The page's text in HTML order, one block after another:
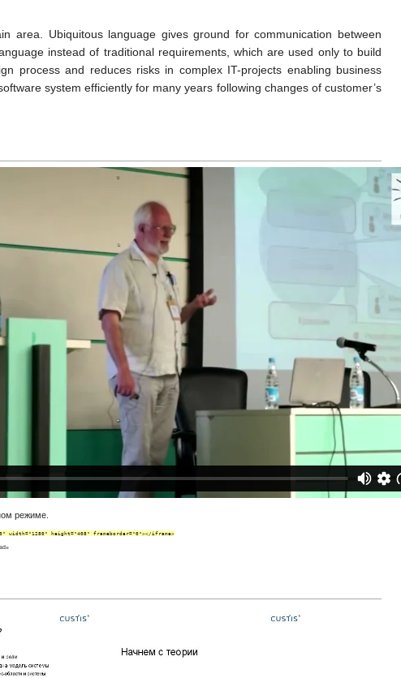
area. Ubiquitous language gives ground for communication between
instead of traditional requirements, which are used only to build
process and reduces risks in complex IT-projects enabling business
system efficiently for many years following changes of customer’s
режиме.
height="408" frameborder="0"></iframe>